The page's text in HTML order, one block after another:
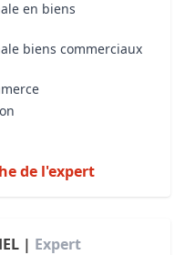
en biens
biens commerciaux
de l'expert
| Expert